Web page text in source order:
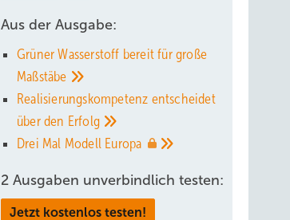
Aus der Ausgabe:
Grüner Wasserstoff bereit für große
Maßstäbe
Realisierungskompetenz entscheidet
über den Erfolg
Drei Mal Modell Europa
2 Ausgaben unverbindlich testen:
Jetzt kostenlos testen!